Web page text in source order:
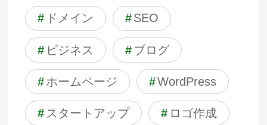
# ドメイン #SEO
# ビジネス # ブログ
#ホームページ #WordPress
# スタートアップ # ロゴ作成